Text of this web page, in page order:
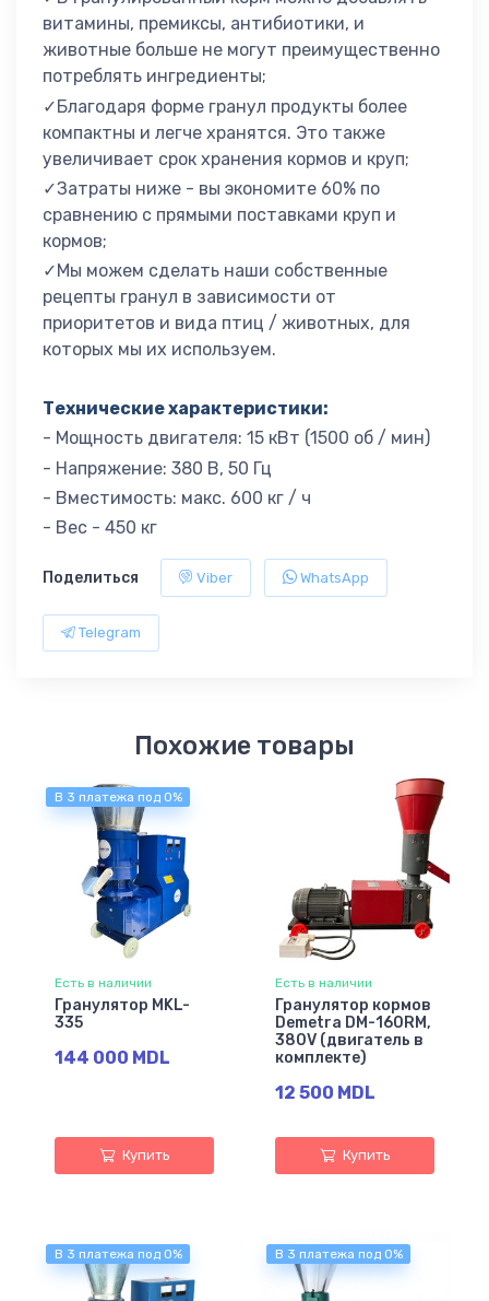
витамины, премиксы, антибиотики, и
животные больше не могут преимущественно
потреблять ингредиенты;
✓Благодаря форме гранул продукты более
компактны и легче хранятся. Это также
увеличивает срок хранения кормов и круп;
✓Затраты ниже - вы экономите 60% по
сравнению с прямыми поставками круп и
кормов;
✓Мы можем сделать наши собственные
рецепты гранул в зависимости от
приоритетов и вида птиц / животных, для
которых мы их используем.
Технические характеристики:
- Мощность двигателя: 15 кВт (1500 об / мин)
- Напряжение: 380 В, 50 Гц
- Вместимость: макс. 600 кг / ч
- Вес - 450 кг
Поделиться Viber WhatsApp
Telegram
Похожие товары
В 3 платежа под 0%
Есть в наличии
Гранулятор MKL-
335
144 000 MDL
Купить
Есть в наличии
Гранулятор кормов
Demetra DM-160RM,
380V (двигатель в
комплекте)
12 500 MDL
Купить
В 3 платежа под 0% В 3 платежа под 0%